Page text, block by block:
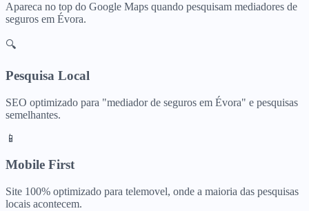
Apareca no top do Google Maps quando pesquisam mediadores de
seguros em Évora.
🔍
Pesquisa Local
SEO optimizado para "mediador de seguros em Évora" e pesquisas
semelhantes.
📱
Mobile First
Site 100% optimizado para telemovel, onde a maioria das pesquisas
locais acontecem.